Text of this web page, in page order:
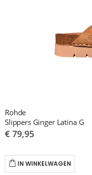
Rohde
Slippers Ginger Latina G
€ 79,95
IN WINKELWAGEN